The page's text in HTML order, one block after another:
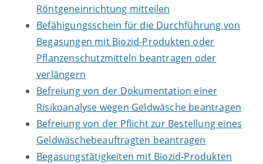
Röntgeneinrichtung mitteilen
Befähigungsschein für die Durchführung von
Begasungen mit Biozid-Produkten oder
Pflanzenschutzmitteln beantragen oder
verlängern
Befreiung von der Dokumentation einer
Risikoanalyse wegen Geldwäsche beantragen
Befreiung von der Pflicht zur Bestellung eines
Geldwäschebeauftragten beantragen
Begasungstätigkeiten mit Biozid-Produkten